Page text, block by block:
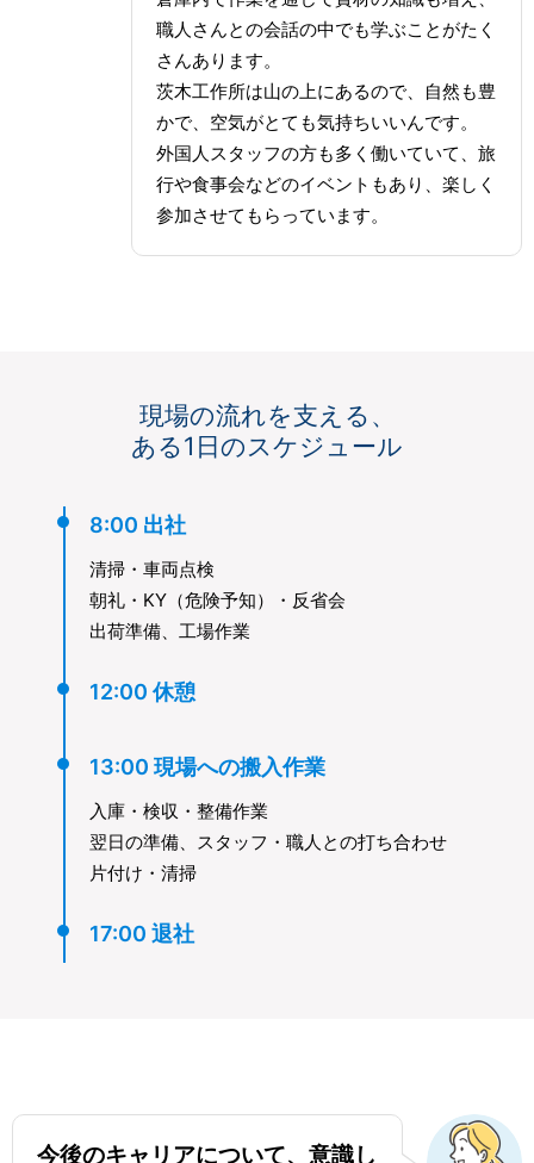
職人さんとの会話の中でも学ぶことがたく
さんあります。
茨木工作所は山の上にあるので、自然も豊
かで、空気がとても気持ちいいんです。
外国人スタッフの方も多く働いていて、旅
行や食事会などのイベントもあり、楽しく
参加させてもらっています。
現場の流れを支える、
ある1日のスケジュール
8:00 出社
清掃・車両点検
朝礼・KY（危険予知）・反省会
出荷準備、工場作業
12:00 休憩
13:00 現場への搬入作業
入庫・検収・整備作業
翌日の準備、スタッフ・職人との打ち合わせ
片付け・清掃
17:00 退社
今後のキャリアについて、意識し